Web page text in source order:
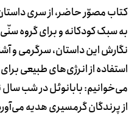
کتاب مصوّر حاضر، از سری
به سبک کودکانه و برای گروه
نگارش این داستان، سرگرمی و
استفاده از انرژی‌های طبیعی
می‌خوانیم: بابانوئل در شب سال
از پرندگان گرمسیری هدیه